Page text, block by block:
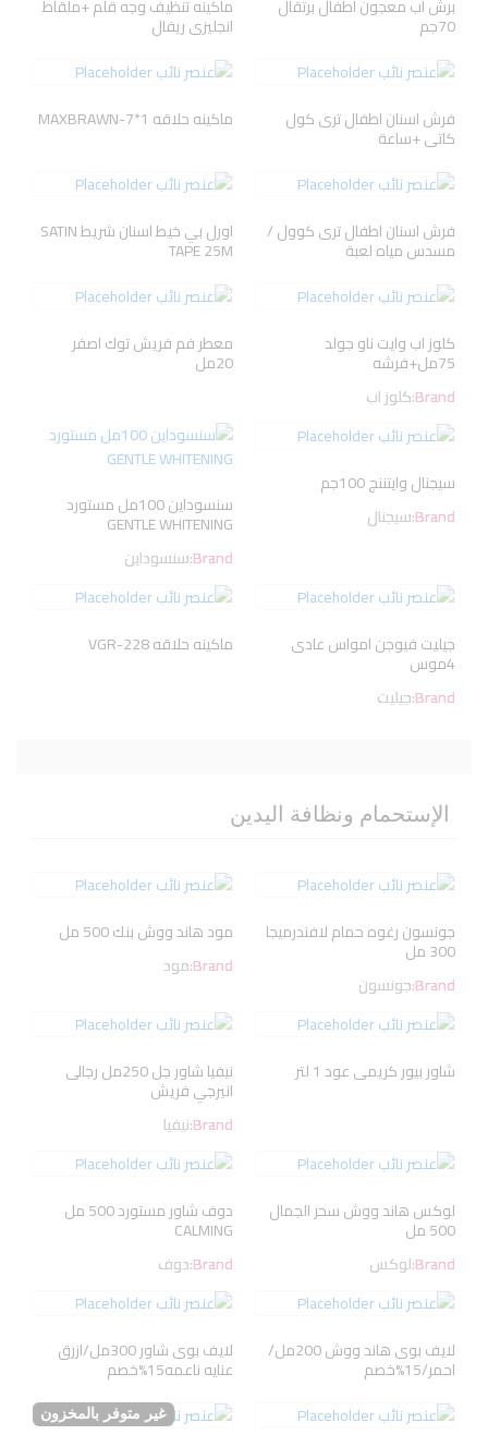
برش اب معجون اطفال برتقال
70جم
ماكينه تنظيف وجه قلم +ملقاط
انجليزى ريفال
فرش اسنان اطفال ترى كول
كاتى +ساعة
ماكينه حلاقه MAXBRAWN-7*1
فرش اسنان اطفال ترى كوول /
مسدس مياه لعبة
اورل بي خيط اسنان شريط SATIN
TAPE 25M
كلوز اب وايت ناو جولد
75مل+فرشه
Brand:كلوز اب
معطر فم فريش توك اصفر
20مل
سيجنال وايتننج 100جم
Brand:سيجنال سنسوداين 100مل مستورد
GENTLE WHITENING
Brand:سنسوداين
جيليت فيوجن امواس عادى
4موس
Brand:جيليت
ماكينه حلاقه VGR-228
الإستحمام ونظافة اليدين
جونسون رغوه حمام لافندرميجا
300 مل
Brand:جونسون
مود هاند ووش بنك 500 مل
Brand:مود
شاور بيور كريمى عود 1 لتر نيفيا شاور جل 250مل رجالى
انيرجي فريش
Brand:نيفيا
لوكس هاند ووش سحر الجمال
500 مل
Brand:لوكس
دوف شاور مستورد 500 مل
CALMING
Brand:دوف
لايف بوى هاند ووش 200مل/
احمر/15%خصم
لايف بوى شاور 300مل/ازرق
عنايه ناعمه15%خصم
غير متوفر بالمخزون